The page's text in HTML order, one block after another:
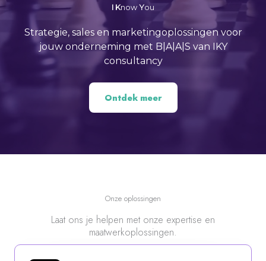
I Know You
Strategie, sales en marketingoplossingen voor
jouw onderneming met B|A|A|S van IKY
consultancy
Ontdek meer
Onze oplossingen
Laat ons je helpen met onze expertise en
maatwerkoplossingen.